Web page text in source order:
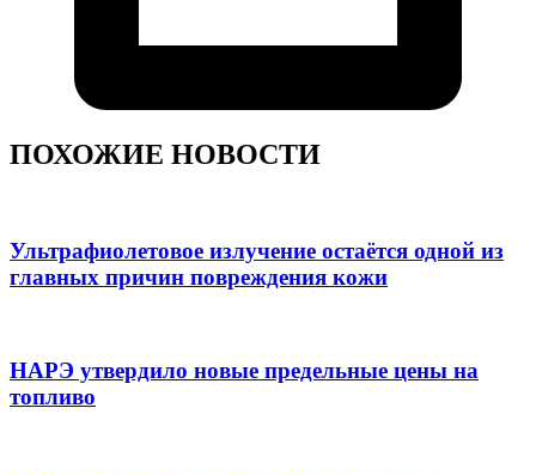
ПОХОЖИЕ НОВОСТИ
Ультрафиолетовое излучение остаётся одной из
главных причин повреждения кожи
НАРЭ утвердило новые предельные цены на
топливо